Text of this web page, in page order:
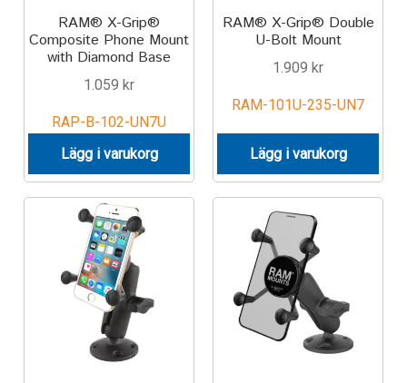
RAM® X-Grip®
Composite Phone Mount
with Diamond Base
1.059 kr
RAP-B-102-UN7U
Lägg i varukorg
RAM® X-Grip® Double
U-Bolt Mount
1.909 kr
RAM-101U-235-UN7
Lägg i varukorg